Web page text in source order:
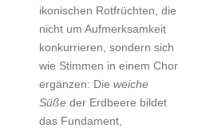
ikonischen Rotfrüchten, die
nicht um Aufmerksamkeit
konkurrieren, sondern sich
wie Stimmen in einem Chor
ergänzen: Die weiche
Süße der Erdbeere bildet
das Fundament,